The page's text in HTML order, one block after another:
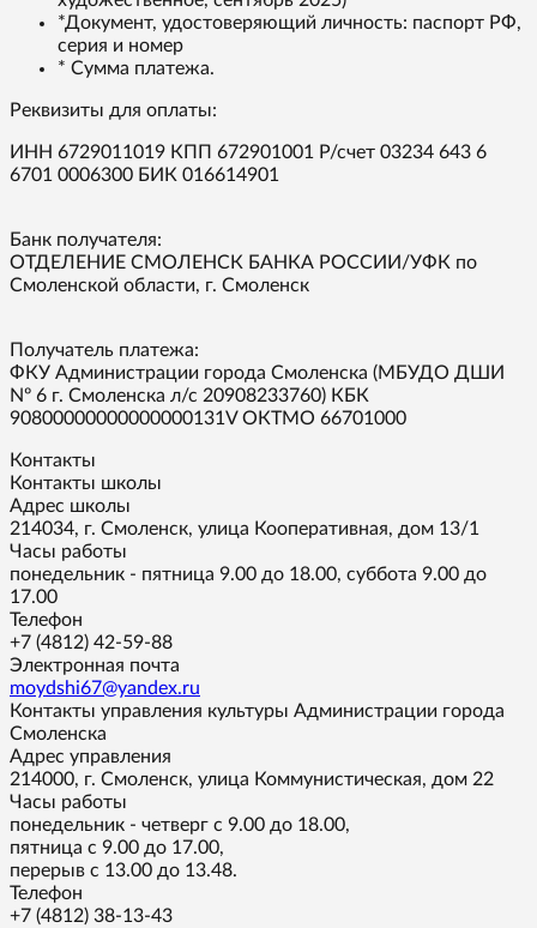
*Документ, удостоверяющий личность: паспорт РФ,
серия и номер
* Сумма платежа.
Реквизиты для оплаты:
ИНН 6729011019 КПП 672901001 Р/счет 03234 643 6
6701 0006300 БИК 016614901
Банк получателя:
ОТДЕЛЕНИЕ СМОЛЕНСК БАНКА РОССИИ/УФК по
Смоленской области, г. Смоленск
Получатель платежа:
ФКУ Администрации города Смоленска (МБУДО ДШИ
Nº 6 г. Смоленска л/с 20908233760) КБК
90800000000000000131V ОКТМО 66701000
Контакты
Контакты школы
Адрес школы
214034, г. Смоленск, улица Кооперативная, дом 13/1
Часы работы
понедельник - пятница 9.00 до 18.00, суббота 9.00 до
17.00
Телефон
+7 (4812) 42-59-88
Электронная почта
moydshi67@yandex.ru
Контакты управления культуры Администрации города
Смоленска
Адрес управления
214000, г. Смоленск, улица Коммунистическая, дом 22
Часы работы
понедельник - четверг с 9.00 до 18.00,
пятница с 9.00 до 17.00,
перерыв с 13.00 до 13.48.
Телефон
+7 (4812) 38-13-43